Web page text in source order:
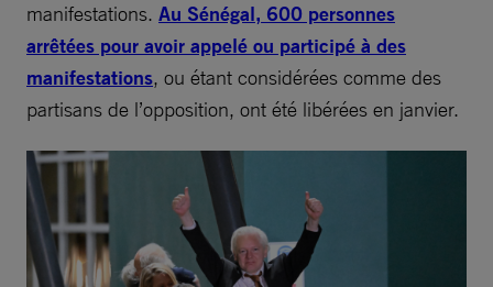
manifestations. Au Sénégal, 600 personnes
arrêtées pour avoir appelé ou participé à des
manifestations, ou étant considérées comme des
partisans de l’opposition, ont été libérées en janvier.